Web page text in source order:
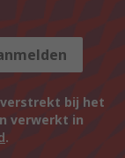
verstrekt bij het
verwerkt in
.